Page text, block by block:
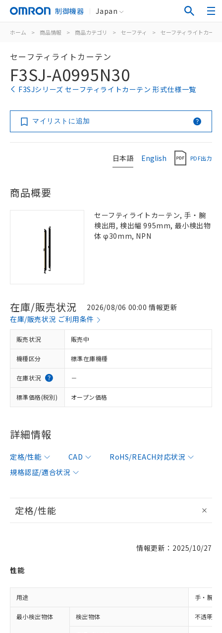
制御機器 Japan
ホーム > 商品情報 > 商品カテゴリ > セーフティ > セーフティライトカー
セーフティライトカーテン
F3SJ-A0995N30
F3SJシリーズ セーフティライトカーテン 形式仕様一覧
マイリストに追加
日本語 English PDF出力
商品概要
セーフティライトカーテン, 手・腕
検出用, 検出幅 995mm, 最小検出物
体 φ30mm, NPN
在庫/販売状況
2026/08/06 00:00 情報更新
在庫/販売状況 ご利用条件
販売状況 販売中
機種区分 標準在庫機種
在庫状況 －
標準価格(税別) オープン価格
詳細情報
定格/性能 CAD
RoHS/REACH対応状況
規格認証/適合状況
定格/性能
情報更新：2025/10/27
性能
用途 手・腕検
最小検出物体 検出物体 不透明体